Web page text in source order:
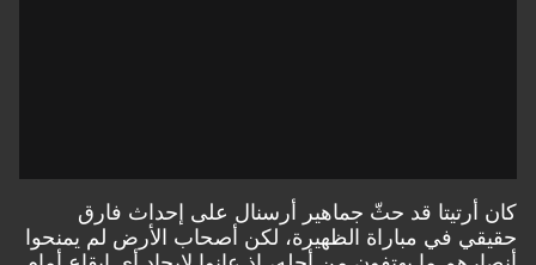
كان أرتيتا قد حثّ جماهير أرسنال على إحداث فارق
حقيقي في مباراة الظهيرة، لكن أصحاب الأرض لم يمنحوا